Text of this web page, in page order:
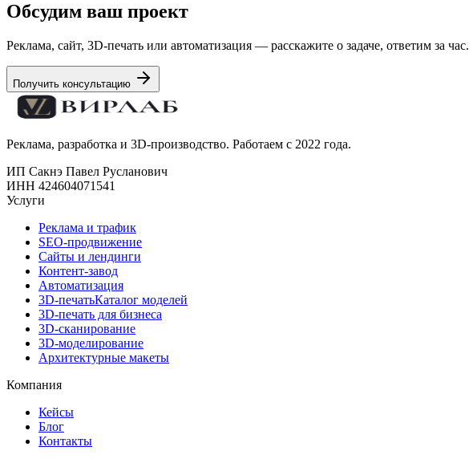
Обсудим ваш проект
Реклама, сайт, 3D-печать или автоматизация — расскажите о задаче, ответим за час.
Получить консультацию
Реклама, разработка и 3D-производство. Работаем с 2022 года.
ИП Сакнэ Павел Русланович
ИНН 424604071541
Услуги
Реклама и трафик
SEO-продвижение
Сайты и лендинги
Контент-завод
Автоматизация
3D-печатьКаталог моделей
3D-печать для бизнеса
3D-сканирование
3D-моделирование
Архитектурные макеты
Компания
Кейсы
Блог
Контакты